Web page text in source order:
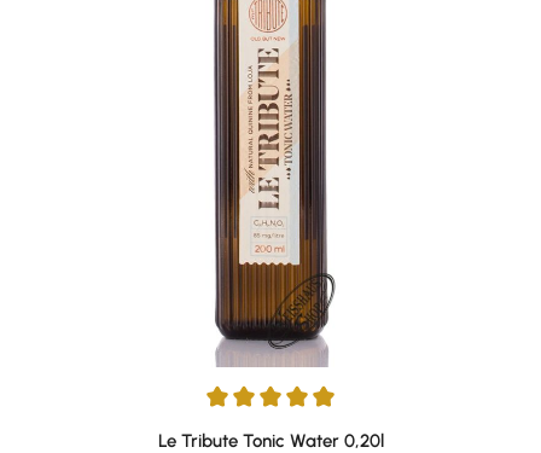
Durchschnittliche Bewertung von 4.88 von 5 Sternen
Le Tribute Tonic Water 0,20l